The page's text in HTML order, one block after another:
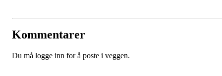
Kommentarer
Du må logge inn for å poste i veggen.